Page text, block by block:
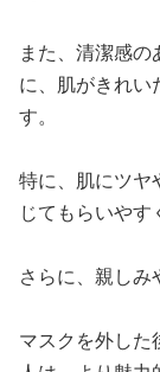
また、清潔感の
に、肌がきれい
す。
特に、肌にツヤ
じてもらいやす
さらに、親しみ
マスクを外した